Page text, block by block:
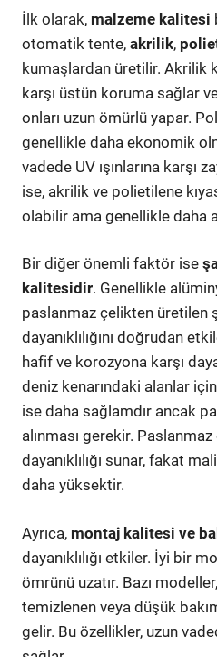
İlk olarak, malzeme kalitesi
otomatik tente, akrilik,
kumaşlardan üretilir. Akrilik
karşı üstün koruma sağlar
onları uzun ömürlü yapar.
genellikle daha ekonomik
vadede UV ışınlarına karşı
ise, akrilik ve polietilene
olabilir ama genellikle daha
Bir diğer önemli faktör ise
kalitesidir. Genellikle
paslanmaz çelikten üretilen
dayanıklılığını doğrudan
hafif ve korozyona karşı
deniz kenarındaki alanlar
ise daha sağlamdır ancak
alınması gerekir.
dayanıklılığı sunar, fakat
daha yüksektir.
Ayrıca, montaj kalitesi ve
dayanıklılığı etkiler. İyi bir
ömrünü uzatır. Bazı
temizlenen veya düşük
gelir. Bu özellikler, uzun